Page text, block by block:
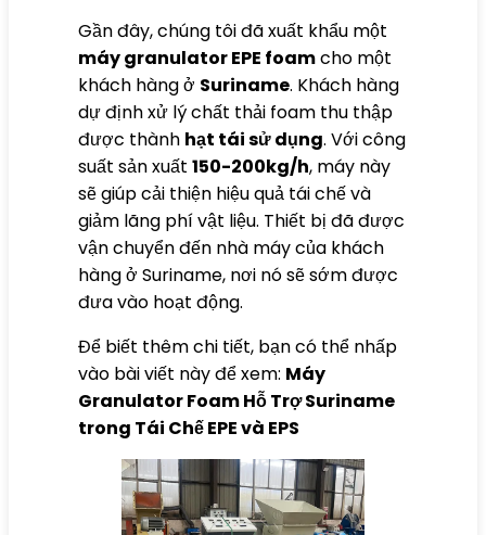
Gần đây, chúng tôi đã xuất khẩu một
máy granulator EPE foamcho một
khách hàng ở Suriname. Khách hàng
dự định xử lý chất thải foam thu thập
được thành hạt tái sử dụng. Với công
suất sản xuất 150-200kg/h, máy này
sẽ giúp cải thiện hiệu quả tái chế và
giảm lãng phí vật liệu. Thiết bị đã được
vận chuyển đến nhà máy của khách
hàng ở Suriname, nơi nó sẽ sớm được
đưa vào hoạt động.
Để biết thêm chi tiết, bạn có thể nhấp
vào bài viết này để xem: Máy
Granulator Foam Hỗ Trợ Suriname
trong Tái Chế EPE và EPS